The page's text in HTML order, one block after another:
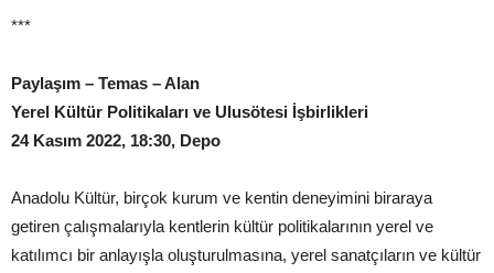
***
Paylaşım – Temas – Alan
Yerel Kültür Politikaları ve Ulusötesi İşbirlikleri
24 Kasım 2022, 18:30, Depo
Anadolu Kültür, birçok kurum ve kentin deneyimini biraraya
getiren çalışmalarıyla kentlerin kültür politikalarının yerel ve
katılımcı bir anlayışla oluşturulmasına, yerel sanatçıların ve kültür